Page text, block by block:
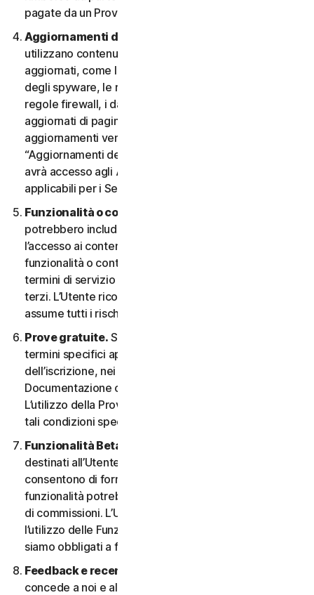
pagate da un Provider.
Aggiornamenti dei contenuti.
utilizzano contenuti che vengono periodicamente
aggiornati, come le definizioni dei virus, le definizioni
degli spyware, le regole antispam, gli elenchi URL, le
regole firewall, i dati di vulnerabilità e gli elenchi
aggiornati di pagine web autenticate. Questi
aggiornamenti vengono definiti collettivamente
“Aggiornamenti dei contenuti”. In tal caso, l’Utente
avrà accesso agli Aggiornamenti dei contenuti
applicabili per i Servizi durante il Periodo del Servizio.
Funzionalità o contenuti di terzi.
potrebbero includere funzionalità di terzi o consentire
l’accesso ai contenuti di un sito Web di terzi. Tali
funzionalità o contenuti possono essere soggetti ai
termini di servizio e alle informative sulla privacy di tali
terzi. L’Utente riconosce la sola responsabilità e si
assume tutti i rischi derivanti dall’uso di risorse di terzi.
Prove gratuite. Se offriamo una Prova gratuita, i
termini specifici applicabili saranno forniti al momento
dell’iscrizione, nei materiali promozionali e/o nella
Documentazione che ne descrivono i dettagli.
L’utilizzo della Prova gratuita è soggetto al rispetto di
tali condizioni specifiche.
Funzionalità Beta.
destinati all’Utente le funzionalità Beta che
consentono di fornire feedback. L’utilizzo di tali
funzionalità potrebbe essere soggetto al pagamento
di commissioni. L’Utente comprende e accetta che
l’utilizzo delle Funzionalità Beta è volontario e non
siamo obbligati a fornire alcuna Funzionalità Beta.
Feedback e recensioni.
concede a noi e alle nostre affiliate l’autorizzazione a